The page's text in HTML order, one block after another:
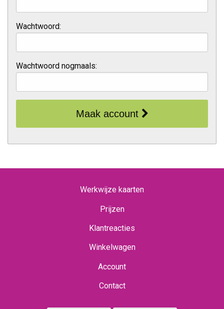
Wachtwoord:
Wachtwoord nogmaals:
Maak account
Werkwijze kaarten
Prijzen
Klantreacties
Winkelwagen
Account
Contact